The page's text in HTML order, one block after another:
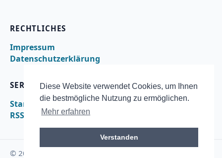
Diese Website verwendet Cookies, um Ihnen
die bestmögliche Nutzung zu ermöglichen.
Mehr erfahren
Verstanden
RECHTLICHES
Impressum
Datenschutzerklärung
SERVICE
Startseite
RSS
© 2026 ngo-online.de